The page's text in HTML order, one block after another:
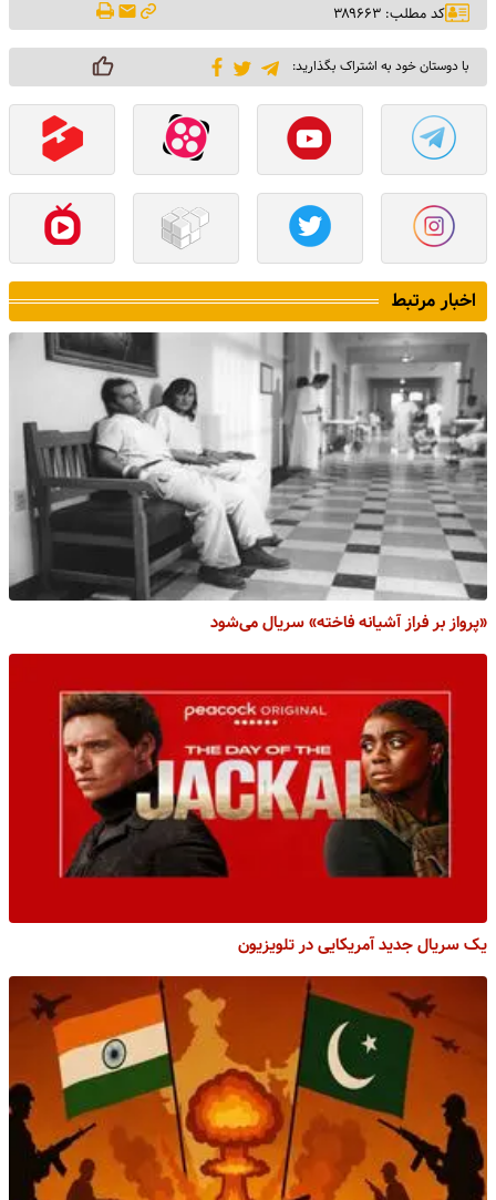
کد مطلب: ۳۸۹۶۶۳
با دوستان خود به اشتراک بگذارید:
اخبار مرتبط
«پرواز بر فراز آشیانه فاخته» سریال می‌شود
یک سریال جدید آمریکایی در تلویزیون